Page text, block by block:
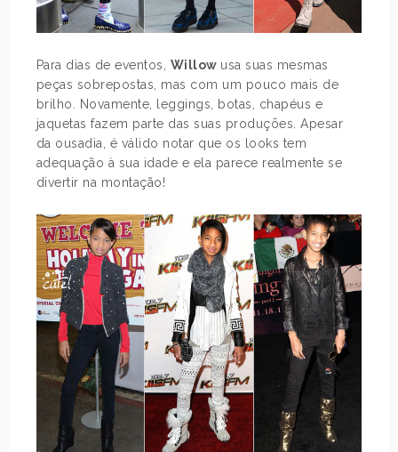
Para dias de eventos, Willow usa suas mesmas
peças sobrepostas, mas com um pouco mais de
brilho. Novamente, leggings, botas, chapéus e
jaquetas fazem parte das suas produções. Apesar
da ousadia, é válido notar que os looks tem
adequação à sua idade e ela parece realmente se
divertir na montação!